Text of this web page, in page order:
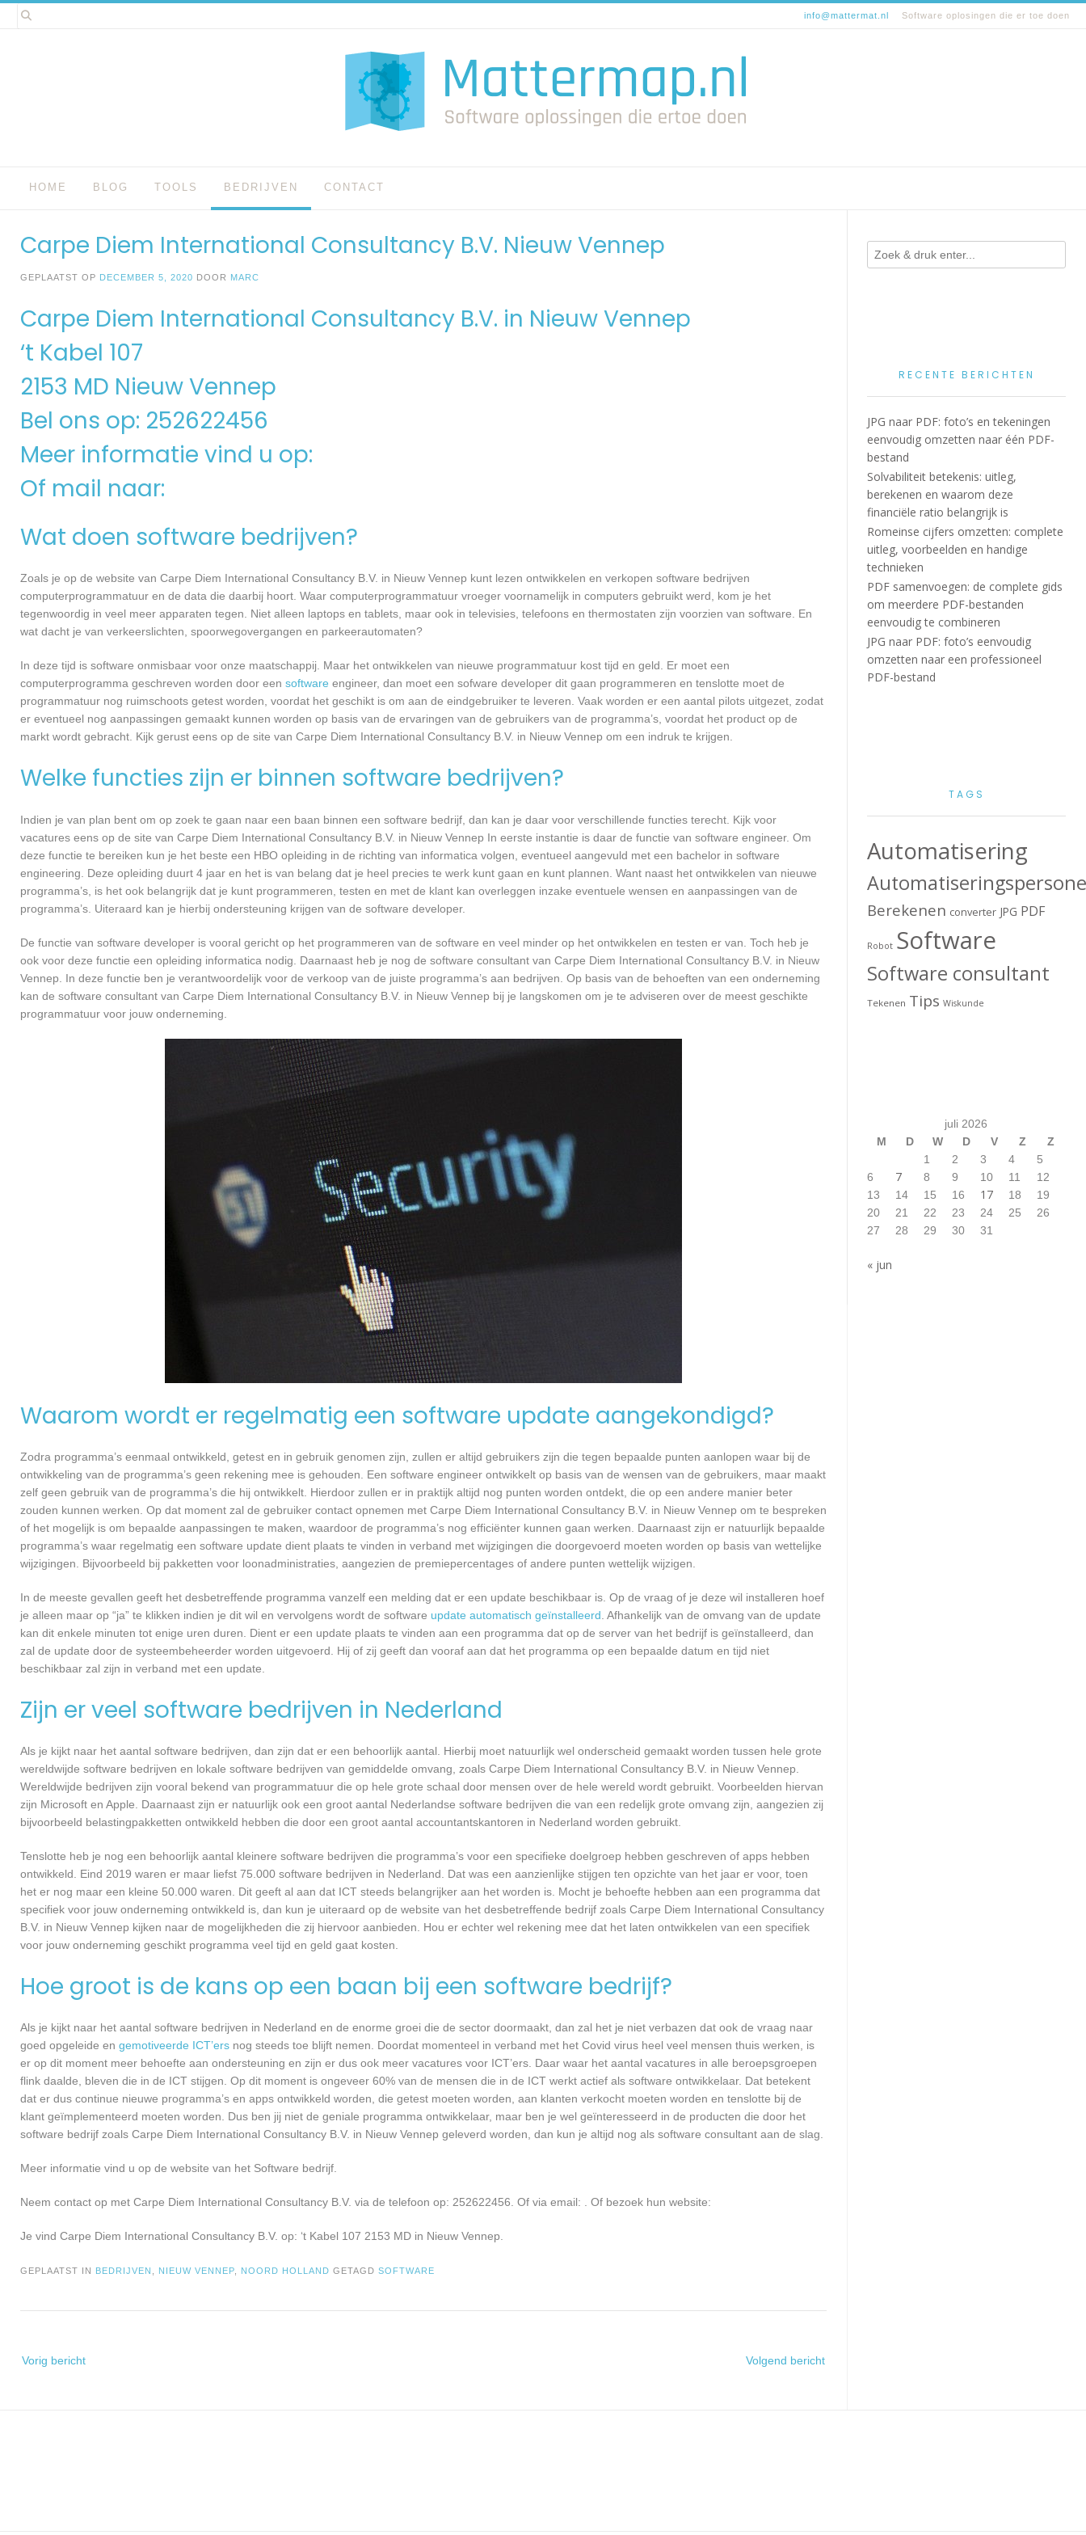
Spring
naar
info@mattermat.nl Software oplosingen die er toe doen
HOME BLOG TOOLS BEDRIJVEN CONTACT
Carpe Diem International Consultancy B.V. Nieuw Vennep
GEPLAATST OP DECEMBER 5, 2020 DOOR MARC
Carpe Diem International Consultancy B.V. in Nieuw Vennep
‘t Kabel 107
2153 MD Nieuw Vennep
Bel ons op: 252622456
Meer informatie vind u op:
Of mail naar:
Wat doen software bedrijven?
Zoals je op de website van Carpe Diem International Consultancy B.V. in Nieuw Vennep kunt lezen ontwikkelen en verkopen software bedrijven
computerprogrammatuur en de data die daarbij hoort. Waar computerprogrammatuur vroeger voornamelijk in computers gebruikt werd, kom je het
tegenwoordig in veel meer apparaten tegen. Niet alleen laptops en tablets, maar ook in televisies, telefoons en thermostaten zijn voorzien van software. En
wat dacht je van verkeerslichten, spoorwegovergangen en parkeerautomaten?
In deze tijd is software onmisbaar voor onze maatschappij. Maar het ontwikkelen van nieuwe programmatuur kost tijd en geld. Er moet een
computerprogramma geschreven worden door een software engineer, dan moet een sofware developer dit gaan programmeren en tenslotte moet de
programmatuur nog ruimschoots getest worden, voordat het geschikt is om aan de eindgebruiker te leveren. Vaak worden er een aantal pilots uitgezet, zodat
er eventueel nog aanpassingen gemaakt kunnen worden op basis van de ervaringen van de gebruikers van de programma’s, voordat het product op de
markt wordt gebracht. Kijk gerust eens op de site van Carpe Diem International Consultancy B.V. in Nieuw Vennep om een indruk te krijgen.
Welke functies zijn er binnen software bedrijven?
Indien je van plan bent om op zoek te gaan naar een baan binnen een software bedrijf, dan kan je daar voor verschillende functies terecht. Kijk voor
vacatures eens op de site van Carpe Diem International Consultancy B.V. in Nieuw Vennep In eerste instantie is daar de functie van software engineer. Om
deze functie te bereiken kun je het beste een HBO opleiding in de richting van informatica volgen, eventueel aangevuld met een bachelor in software
engineering. Deze opleiding duurt 4 jaar en het is van belang dat je heel precies te werk kunt gaan en kunt plannen. Want naast het ontwikkelen van nieuwe
programma’s, is het ook belangrijk dat je kunt programmeren, testen en met de klant kan overleggen inzake eventuele wensen en aanpassingen van de
programma’s. Uiteraard kan je hierbij ondersteuning krijgen van de software developer.
De functie van software developer is vooral gericht op het programmeren van de software en veel minder op het ontwikkelen en testen er van. Toch heb je
ook voor deze functie een opleiding informatica nodig. Daarnaast heb je nog de software consultant van Carpe Diem International Consultancy B.V. in Nieuw
Vennep. In deze functie ben je verantwoordelijk voor de verkoop van de juiste programma’s aan bedrijven. Op basis van de behoeften van een onderneming
kan de software consultant van Carpe Diem International Consultancy B.V. in Nieuw Vennep bij je langskomen om je te adviseren over de meest geschikte
programmatuur voor jouw onderneming.
Waarom wordt er regelmatig een software update aangekondigd?
Zodra programma’s eenmaal ontwikkeld, getest en in gebruik genomen zijn, zullen er altijd gebruikers zijn die tegen bepaalde punten aanlopen waar bij de
ontwikkeling van de programma’s geen rekening mee is gehouden. Een software engineer ontwikkelt op basis van de wensen van de gebruikers, maar maakt
zelf geen gebruik van de programma’s die hij ontwikkelt. Hierdoor zullen er in praktijk altijd nog punten worden ontdekt, die op een andere manier beter
zouden kunnen werken. Op dat moment zal de gebruiker contact opnemen met Carpe Diem International Consultancy B.V. in Nieuw Vennep om te bespreken
of het mogelijk is om bepaalde aanpassingen te maken, waardoor de programma’s nog efficiënter kunnen gaan werken. Daarnaast zijn er natuurlijk bepaalde
programma’s waar regelmatig een software update dient plaats te vinden in verband met wijzigingen die doorgevoerd moeten worden op basis van wettelijke
wijzigingen. Bijvoorbeeld bij pakketten voor loonadministraties, aangezien de premiepercentages of andere punten wettelijk wijzigen.
In de meeste gevallen geeft het desbetreffende programma vanzelf een melding dat er een update beschikbaar is. Op de vraag of je deze wil installeren hoef
je alleen maar op “ja” te klikken indien je dit wil en vervolgens wordt de software update automatisch geïnstalleerd . Afhankelijk van de omvang van de update
kan dit enkele minuten tot enige uren duren. Dient er een update plaats te vinden aan een programma dat op de server van het bedrijf is geïnstalleerd, dan
zal de update door de systeembeheerder worden uitgevoerd. Hij of zij geeft dan vooraf aan dat het programma op een bepaalde datum en tijd niet
beschikbaar zal zijn in verband met een update.
Zijn er veel software bedrijven in Nederland
Als je kijkt naar het aantal software bedrijven, dan zijn dat er een behoorlijk aantal. Hierbij moet natuurlijk wel onderscheid gemaakt worden tussen hele grote
wereldwijde software bedrijven en lokale software bedrijven van gemiddelde omvang, zoals Carpe Diem International Consultancy B.V. in Nieuw Vennep.
Wereldwijde bedrijven zijn vooral bekend van programmatuur die op hele grote schaal door mensen over de hele wereld wordt gebruikt. Voorbeelden hiervan
zijn Microsoft en Apple. Daarnaast zijn er natuurlijk ook een groot aantal Nederlandse software bedrijven die van een redelijk grote omvang zijn, aangezien zij
bijvoorbeeld belastingpakketten ontwikkeld hebben die door een groot aantal accountantskantoren in Nederland worden gebruikt.
Tenslotte heb je nog een behoorlijk aantal kleinere software bedrijven die programma’s voor een specifieke doelgroep hebben geschreven of apps hebben
ontwikkeld. Eind 2019 waren er maar liefst 75.000 software bedrijven in Nederland. Dat was een aanzienlijke stijgen ten opzichte van het jaar er voor, toen
het er nog maar een kleine 50.000 waren. Dit geeft al aan dat ICT steeds belangrijker aan het worden is. Mocht je behoefte hebben aan een programma dat
specifiek voor jouw onderneming ontwikkeld is, dan kun je uiteraard op de website van het desbetreffende bedrijf zoals Carpe Diem International Consultancy
B.V. in Nieuw Vennep kijken naar de mogelijkheden die zij hiervoor aanbieden. Hou er echter wel rekening mee dat het laten ontwikkelen van een specifiek
voor jouw onderneming geschikt programma veel tijd en geld gaat kosten.
Hoe groot is de kans op een baan bij een software bedrijf?
Als je kijkt naar het aantal software bedrijven in Nederland en de enorme groei die de sector doormaakt, dan zal het je niet verbazen dat ook de vraag naar
goed opgeleide en gemotiveerde ICT’ers nog steeds toe blijft nemen. Doordat momenteel in verband met het Covid virus heel veel mensen thuis werken, is
er op dit moment meer behoefte aan ondersteuning en zijn er dus ook meer vacatures voor ICT’ers. Daar waar het aantal vacatures in alle beroepsgroepen
flink daalde, bleven die in de ICT stijgen. Op dit moment is ongeveer 60% van de mensen die in de ICT werkt actief als software ontwikkelaar. Dat betekent
dat er dus continue nieuwe programma’s en apps ontwikkeld worden, die getest moeten worden, aan klanten verkocht moeten worden en tenslotte bij de
klant geïmplementeerd moeten worden. Dus ben jij niet de geniale programma ontwikkelaar, maar ben je wel geïnteresseerd in de producten die door het
software bedrijf zoals Carpe Diem International Consultancy B.V. in Nieuw Vennep geleverd worden, dan kun je altijd nog als software consultant aan de slag.
Meer informatie vind u op de website van het Software bedrijf.
Neem contact op met Carpe Diem International Consultancy B.V. via de telefoon op: 252622456. Of via email: . Of bezoek hun website:
Je vind Carpe Diem International Consultancy B.V. op: ‘t Kabel 107 2153 MD in Nieuw Vennep.
GEPLAATST IN BEDRIJVEN NIEUW VENNEP NOORD HOLLAND GETAGD SOFTWARE
navigatie
Vorig bericht Volgend bericht
RECENTE BERICHTEN
JPG naar PDF: foto’s en tekeningen
eenvoudig omzetten naar één PDF-
bestand
Solvabiliteit betekenis: uitleg,
berekenen en waarom deze
financiële ratio belangrijk is
Romeinse cijfers omzetten: complete
uitleg, voorbeelden en handige
technieken
PDF samenvoegen: de complete gids
om meerdere PDF-bestanden
eenvoudig te combineren
JPG naar PDF: foto’s eenvoudig
omzetten naar een professioneel
PDF-bestand
TAGS
Automatisering
Berekenen converter JPG PDF
Robot Software
Software consultant
Tekenen Tips Wiskunde
juli 2026
M
D W D V Z
Z
1
2 3 4
5
6
7 8 9 10 11
12
13
14 15 16 17 18
19
20
21 22 23 24 25
26
27
28 29 30 31
« jun